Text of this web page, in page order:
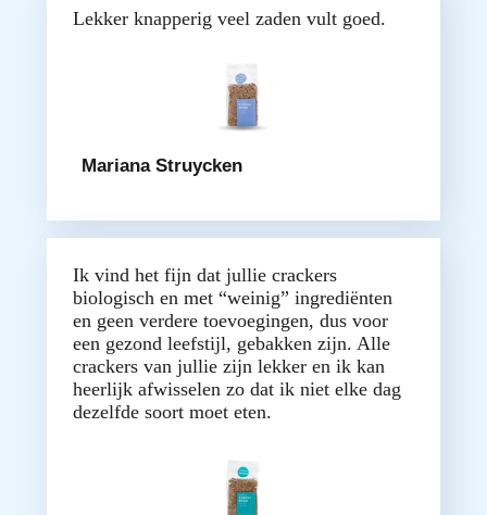
Lekker knapperig veel zaden vult goed.
Mariana Struycken
Ik vind het fijn dat jullie crackers
biologisch en met “weinig” ingrediënten
en geen verdere toevoegingen, dus voor
een gezond leefstijl, gebakken zijn. Alle
crackers van jullie zijn lekker en ik kan
heerlijk afwisselen zo dat ik niet elke dag
dezelfde soort moet eten.